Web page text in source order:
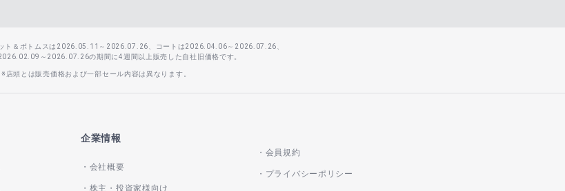
ト＆ボトムスは2026.05.11～2026.07.26、コートは2026.04.06～2026.07.26、
～2026.07.26の期間に4週間以上販売した自社旧価格です。
頭とは販売価格および一部セール内容は異なります。
企業情報
会社概要
株主・投資家様向け
会員規約
プライバシーポリシー